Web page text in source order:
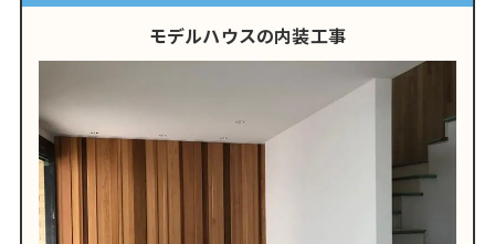
モデルハウスの内装工事